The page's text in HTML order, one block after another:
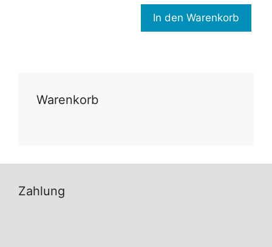
In den Warenkorb
Warenkorb
Zahlung